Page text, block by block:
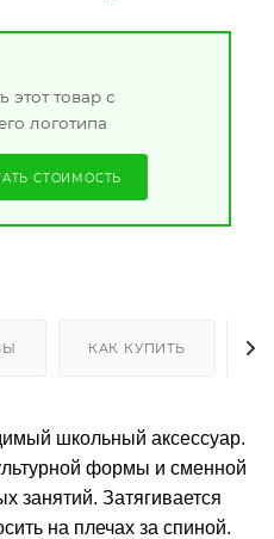
этот товар с
логотипа
СТОИМОСТЬ
КАК КУПИТЬ
школьный аксессуар.
формы и сменной
занятий. Затягивается
на плечах за спиной.